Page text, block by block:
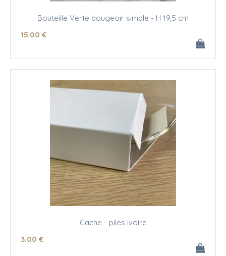
Bouteille Verte bougeoir simple - H 19,5 cm
15.00 €
Cache - piles ivoire
3.00 €